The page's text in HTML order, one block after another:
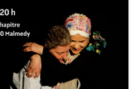
à 20h au Malmundarium de
pièce « Une journée ordinaire » du
dans le cadre de la Journée
femmes. Cette création aborde le
de la beauté… tout en légèreté […]